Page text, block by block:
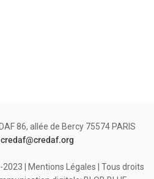
86, allée de Bercy 75574 PARIS
credaf@credaf.org
| Mentions Légales | Tous droits